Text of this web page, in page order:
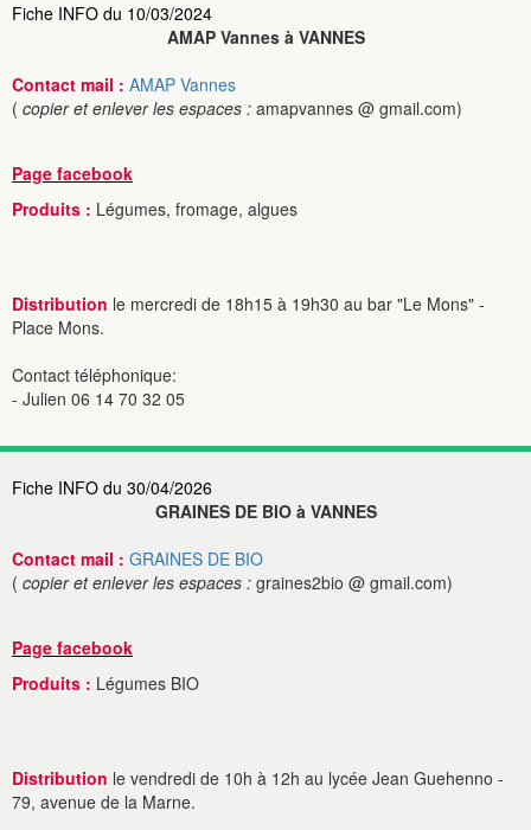
Fiche INFO du 10/03/2024
AMAP Vannes à VANNES
Contact mail : AMAP Vannes
( copier et enlever les espaces : amapvannes @ gmail.com)
Page facebook
Produits : Légumes, fromage, algues
Distribution le mercredi de 18h15 à 19h30 au bar "Le Mons" -
Place Mons.
Contact téléphonique:
- Julien 06 14 70 32 05
Fiche INFO du 30/04/2026
GRAINES DE BIO à VANNES
Contact mail : GRAINES DE BIO
( copier et enlever les espaces : graines2bio @ gmail.com)
Page facebook
Produits : Légumes BIO
Distribution le vendredi de 10h à 12h au lycée Jean Guehenno -
79, avenue de la Marne.